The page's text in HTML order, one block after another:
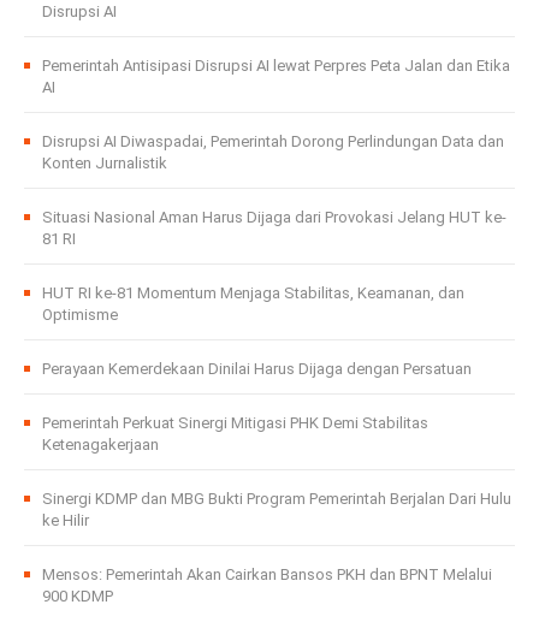
Disrupsi AI
Pemerintah Antisipasi Disrupsi AI lewat Perpres Peta Jalan dan Etika
AI
Disrupsi AI Diwaspadai, Pemerintah Dorong Perlindungan Data dan
Konten Jurnalistik
Situasi Nasional Aman Harus Dijaga dari Provokasi Jelang HUT ke-
81 RI
HUT RI ke-81 Momentum Menjaga Stabilitas, Keamanan, dan
Optimisme
Perayaan Kemerdekaan Dinilai Harus Dijaga dengan Persatuan
Pemerintah Perkuat Sinergi Mitigasi PHK Demi Stabilitas
Ketenagakerjaan
Sinergi KDMP dan MBG Bukti Program Pemerintah Berjalan Dari Hulu
ke Hilir
Mensos: Pemerintah Akan Cairkan Bansos PKH dan BPNT Melalui
900 KDMP